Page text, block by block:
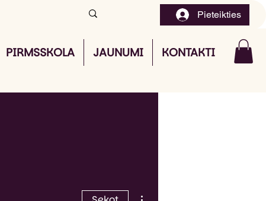
PIRMSSKOLA JAUNUMI KONTAKTI
Pieteikties